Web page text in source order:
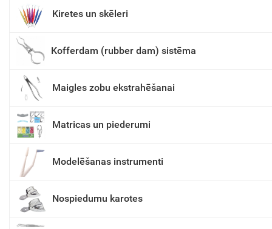
Kiretes un skēleri
Kofferdam (rubber dam) sistēma
Maigles zobu ekstrahēšanai
Matricas un piederumi
Modelēšanas instrumenti
Nospiedumu karotes